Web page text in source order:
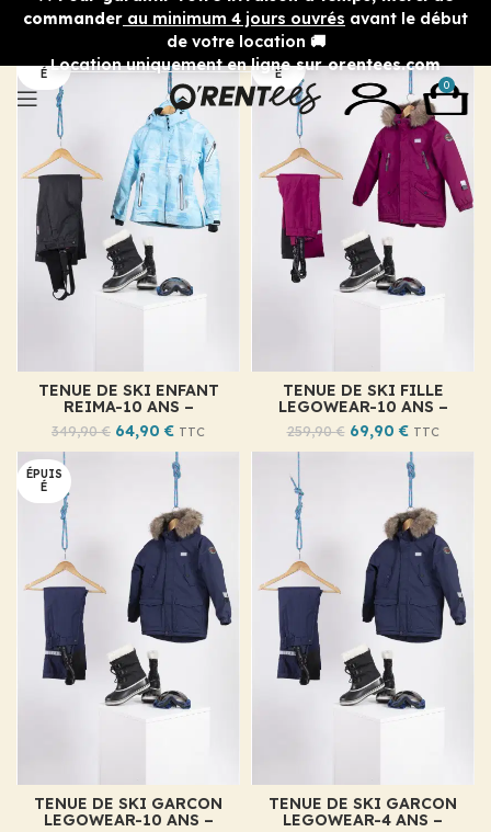
commander au minimum 4 jours ouvrés avant le début
de votre location 🚚
Location uniquement en lignesur orentees.com
0
ÉPUIS
É
TENUE DE SKI ENFANT
REIMA-10 ANS –
349,90€ 64,90 € TTC
ÉPUIS
É
TENUE DE SKI FILLE
LEGOWEAR-10 ANS –
259,90€ 69,90 € TTC
ÉPUIS
É
TENUE DE SKI GARCON
LEGOWEAR-10 ANS –
TENUE DE SKI GARCON
LEGOWEAR-4 ANS –